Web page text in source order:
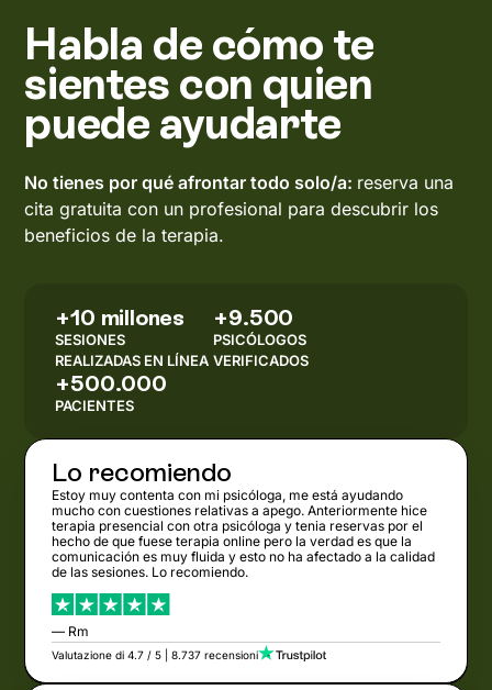
Habla de cómo te
sientes con quien
puede ayudarte
No tienes por qué afrontar todo solo/a: reserva una
cita gratuita con un profesional para descubrir los
beneficios de la terapia.
+10 millones
SESIONES
REALIZADAS EN LÍNEA
+9.500
PSICÓLOGOS
VERIFICADOS
+500.000
PACIENTES
Lo recomiendo
Estoy muy contenta con mi psicóloga, me está ayudando
mucho con cuestiones relativas a apego. Anteriormente hice
terapia presencial con otra psicóloga y tenia reservas por el
hecho de que fuese terapia online pero la verdad es que la
comunicación es muy fluida y esto no ha afectado a la calidad
de las sesiones. Lo recomiendo.
— Rm
Valutazione di 4.7 / 5 | 8.737 recensioni